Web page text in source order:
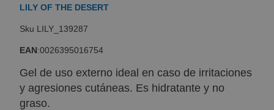
the
gallery
LILY OF THE DESERT
LILY_139287
EAN:0026395016754
Gel de uso externo ideal en caso de irritaciones
y agresiones cutáneas. Es hidratante y no
graso.